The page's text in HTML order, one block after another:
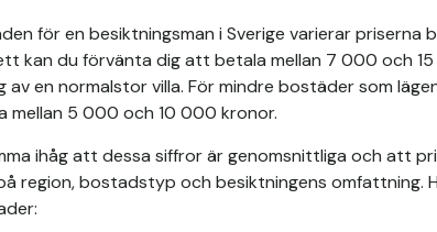
för en besiktningsman i Sverige varierar priserna
kan du förvänta dig att betala mellan 7 000 och
av en normalstor villa. För mindre bostäder som
mellan 5 000 och 10 000 kronor.
ihåg att dessa siffror är genomsnittliga och att
region, bostadstyp och besiktningens omfattning.